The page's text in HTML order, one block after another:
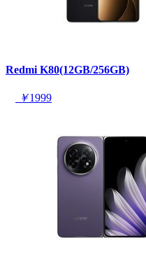
Redmi K80(12GB/256GB)
￥1999